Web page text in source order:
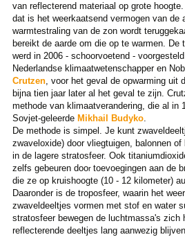
van reflecterend materiaal op grote
dat is het weerkaatsend vermogen van de
warmtestraling van de zon wordt
bereikt de aarde om die op te warmen.
werd in 2006 - schoorvoetend -
Nederlandse klimaatwetenschapper en
Crutzen, voor het geval de opwarming uit
bijna tien jaar later al het geval te zijn.
methode van klimaatverandering, die al in
Sovjet-geleerde Mikhail Budyko.
De methode is simpel. Je kunt
zwaveloxide) door vliegtuigen, balonnen
in de lagere stratosfeer. Ook
zelfs gebeuren door toevoegingen aan de
die ze op kruishoogte (10 - 12 kilometer)
Daaronder is de troposfeer, waarin het
zwaveldeeltjes vormen met stof en water
stratosfeer bewegen de luchtmassa's zich
reflecterende deeltjes lang aanwezig